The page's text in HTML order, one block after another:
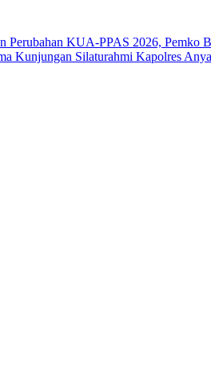
Perubahan KUA-PPAS 2026, Pemko
Kunjungan Silaturahmi Kapolres